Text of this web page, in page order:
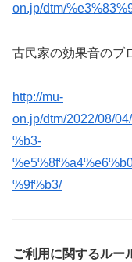
on.jp/dtm/
古民家の効果音のブ
http://mu-
on.jp/dtm/2022/08/
%b3-
%9f%b3/
ご利用に関するルー